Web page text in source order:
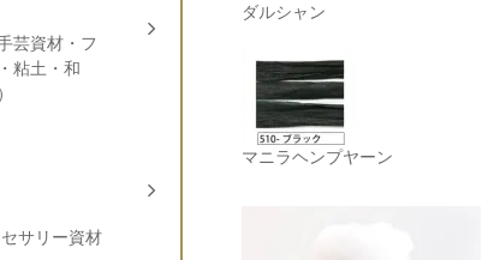
ダルシャン
マニラヘンプヤーン
資材・フ
粘土・和
サリー資材